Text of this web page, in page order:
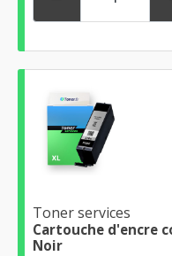
Toner services
Cartouche d'encre
Noir